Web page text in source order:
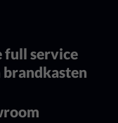
full service